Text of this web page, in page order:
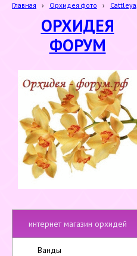
Главная › Орхидея фото ›
ОРХИДЕЯ
ФОРУМ
интернет магазин орхидей
Ванды